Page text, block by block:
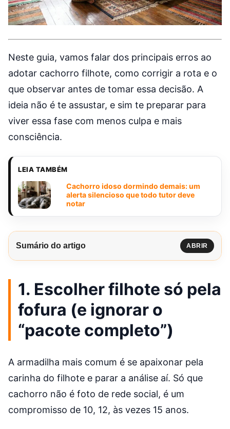
Neste guia, vamos falar dos principais erros ao
adotar cachorro filhote, como corrigir a rota e o
que observar antes de tomar essa decisão. A
ideia não é te assustar, e sim te preparar para
viver essa fase com menos culpa e mais
consciência.
LEIA TAMBÉM
Cachorro idoso dormindo demais: um
alerta silencioso que todo tutor deve
notar
Sumário do artigo ABRIR
1. Escolher filhote só pela
fofura (e ignorar o
“pacote completo”)
A armadilha mais comum é se apaixonar pela
carinha do filhote e parar a análise aí. Só que
cachorro não é foto de rede social, é um
compromisso de 10, 12, às vezes 15 anos.